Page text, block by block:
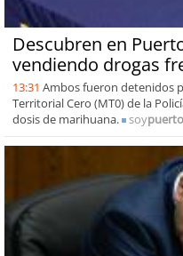
Descubren en
vendiendo drogas
13:31 Ambos fueron detenidos
Territorial Cero (MT0) de la
dosis de marihuana.
soy